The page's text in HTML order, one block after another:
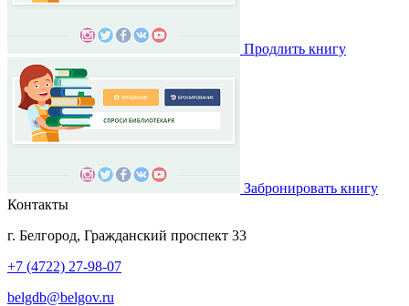
Продлить книгу
Забронировать книгу
Контакты
г. Белгород, Гражданский проспект 33
+7 (4722) 27-98-07
belgdb@belgov.ru